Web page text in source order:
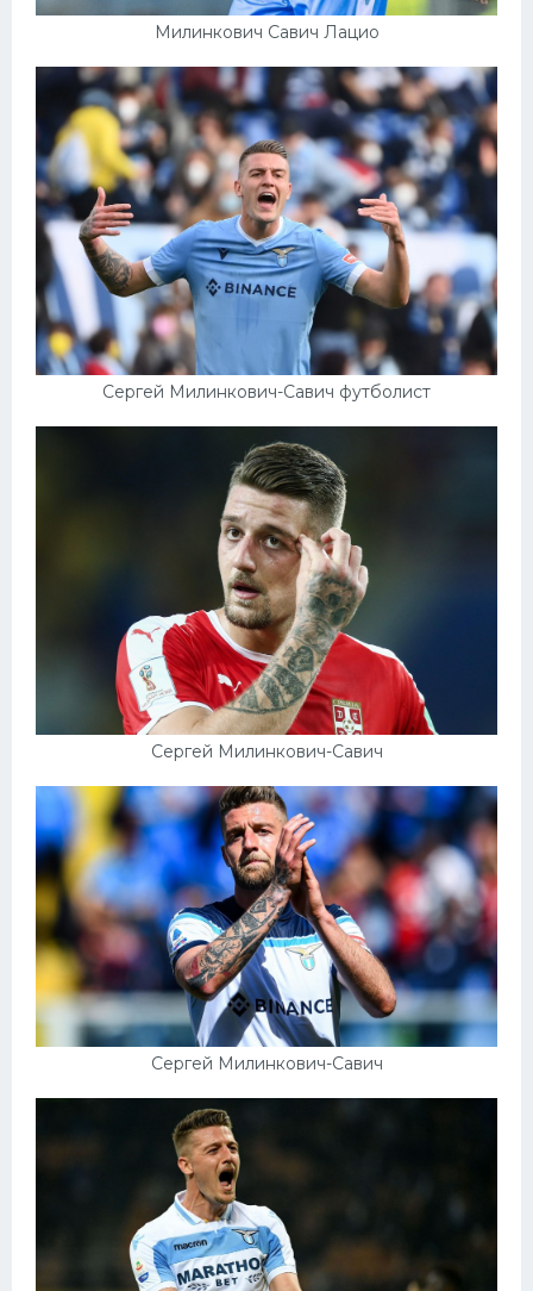
Милинкович Савич Лацио
Сергей Милинкович-Савич футболист
Сергей Милинкович-Савич
Сергей Милинкович-Савич